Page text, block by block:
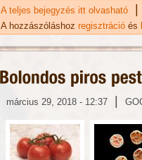
A teljes bejegyzés itt olvasható
|
A hozzászóláshoz regisztráció és
március 29, 2018 - 12:37 |